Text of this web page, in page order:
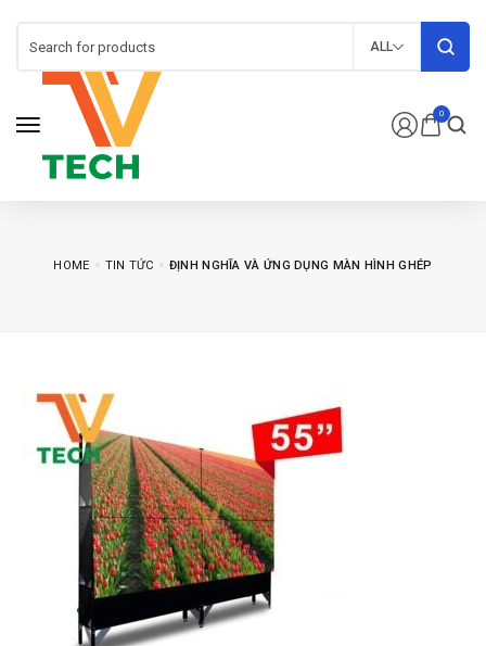
0
ALL
HOME TIN TỨC ĐỊNH NGHĨA VÀ ỨNG DỤNG MÀN HÌNH GHÉP